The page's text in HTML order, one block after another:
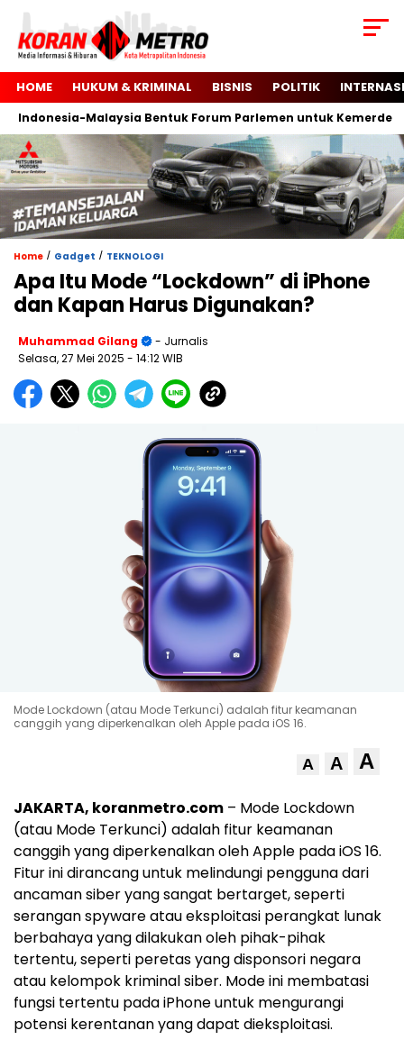
HOME HUKUM & KRIMINAL BISNIS POLITIK
Malaysia Bentuk Forum Parlemen untuk Kemerdekaan
Home / Gadget / TEKNOLOGI
Apa Itu Mode “Lockdown” di iPhone
dan Kapan Harus Digunakan?
Muhammad Gilang
- Jurnalis
Selasa, 27 Mei 2025 - 14:12 WIB
Mode Lockdown (atau Mode Terkunci) adalah fitur keamanan
canggih yang diperkenalkan oleh Apple pada iOS 16.
A A A
JAKARTA, koranmetro.com – Mode Lockdown
(atau Mode Terkunci) adalah fitur keamanan
canggih yang diperkenalkan oleh Apple pada iOS 16.
Fitur ini dirancang untuk melindungi pengguna dari
ancaman siber yang sangat bertarget, seperti
serangan spyware atau eksploitasi perangkat lunak
berbahaya yang dilakukan oleh pihak-pihak
tertentu, seperti peretas yang disponsori negara
atau kelompok kriminal siber. Mode ini membatasi
fungsi tertentu pada iPhone untuk mengurangi
potensi kerentanan yang dapat dieksploitasi.